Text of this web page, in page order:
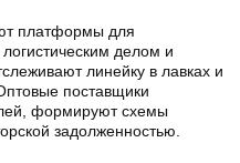
платформы для
делом и
линейку в лавках и
поставщики
формируют схемы
задолженностью.